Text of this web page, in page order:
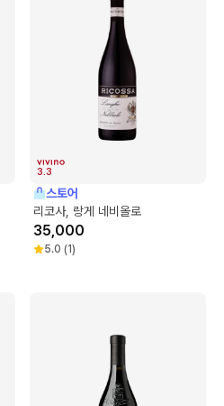
3.3
스토어
리코사, 랑게 네비올로
35,000
5.0 (1)